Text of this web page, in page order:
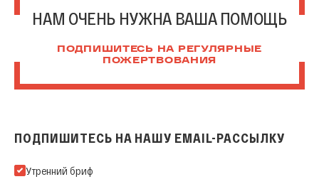
НАМ ОЧЕНЬ НУЖНА ВАША ПОМОЩЬ
ПОДПИШИТЕСЬ НА РЕГУЛЯРНЫЕ
ПОЖЕРТВОВАНИЯ
ПОДПИШИТЕСЬ НА НАШУ EMAIL-РАССЫЛКУ
Подпишитесь на нашу Email-рассылку
Утренний бриф